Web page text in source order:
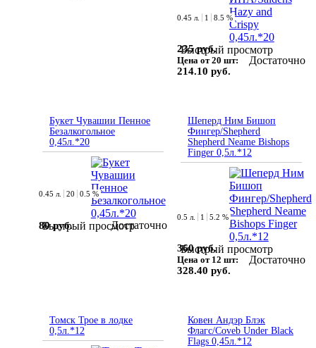
Быстрый просмотр
0.45 л. 1 8.5 %
235 руб.
Цена от 20 шт:
214.10 руб.
Достаточно
Букет Чувашии Пенное
Безалкогольное
0,45л.*20
Быстрый просмотр
0.45 л. 20 0.5 %
80 руб. Достаточно
Шеперд Ним Бишоп
Фингер/Shepherd
Shepherd Neame Bishops
Finger 0,5л.*12
Быстрый просмотр
0.5 л. 1 5.2 %
360 руб.
Цена от 12 шт:
328.40 руб.
Достаточно
Томск Трое в лодке
0,5л.*12
Ковен Андэр Блэк
Флагс/Coveb Under Black
Flags 0,45л.*12